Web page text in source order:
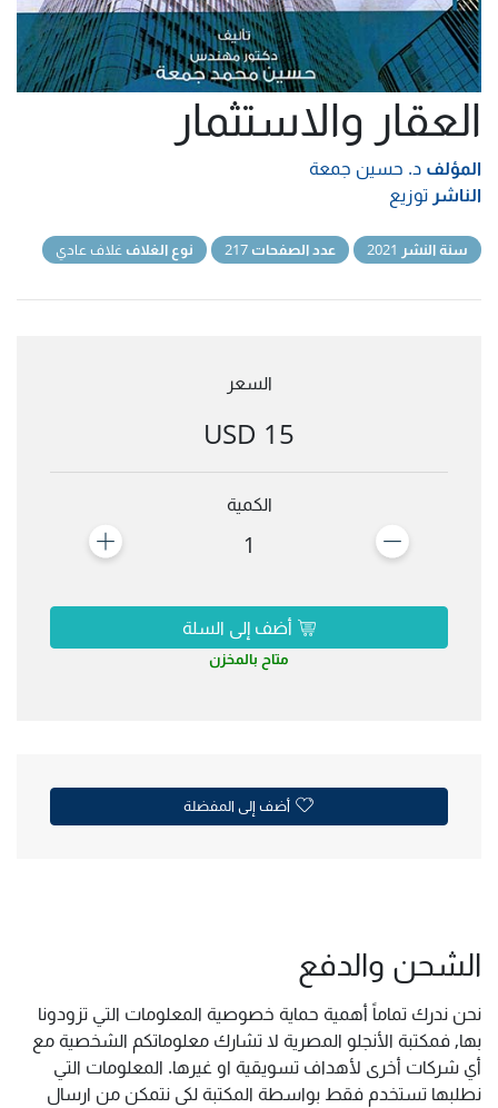
العقار والاستثمار
المؤلف د. حسين جمعة
الناشر توزيع
سنة النشر عدد الصفحات نوع الغلاف غلاف عادي
السعر
15 USD
الكمية
1
أضف إلى السلة
متاح بالمخزن
أضف إلى المفضلة
الشحن والدفع
نحن ندرك تماماً أهمية حماية خصوصية المعلومات التي تزودونا
بها, فمكتبة الأنجلو المصرية لا تشارك معلوماتكم الشخصية مع
أي شركات أخرى لأهداف تسويقية او غيرها. المعلومات التي
نطلبها تستخدم فقط بواسطة المكتبة لكى نتمكن من ارسال